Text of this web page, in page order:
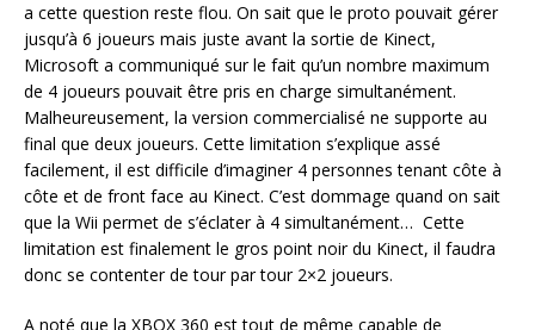
a cette question reste flou. On sait que le proto pouvait gérer
jusqu’à 6 joueurs mais juste avant la sortie de Kinect,
Microsoft a communiqué sur le fait qu’un nombre maximum
de 4 joueurs pouvait être pris en charge simultanément.
Malheureusement, la version commercialisé ne supporte au
final que deux joueurs. Cette limitation s’explique assé
facilement, il est difficile d’imaginer 4 personnes tenant côte à
côte et de front face au Kinect. C’est dommage quand on sait
que la Wii permet de s’éclater à 4 simultanément… Cette
limitation est finalement le gros point noir du Kinect, il faudra
donc se contenter de tour par tour 2×2 joueurs.
A noté que la XBOX 360 est tout de même capable de